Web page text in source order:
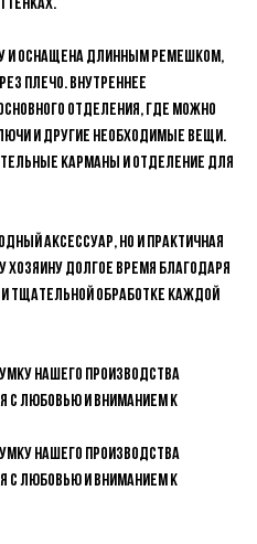
и оснащена длинным ремешком,
плечо. Внутреннее
отделения, где можно
и другие необходимые вещи.
карманы и отделение для
аксессуар, но и практичная
долгое время благодаря
тщательной обработке каждой
нашего производства
с любовью и вниманием к
нашего производства
с любовью и вниманием к